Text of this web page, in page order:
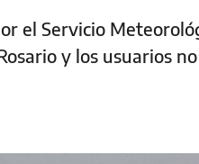
el Servicio
y los usuarios